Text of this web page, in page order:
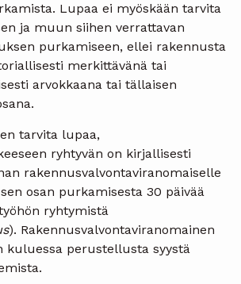
Lupaa ei myöskään tarvita
ja muun siihen verrattavan
purkamiseen, ellei rakennusta
merkittävänä tai
arvokkaana tai tällaisen
tarvita lupaa,
ryhtyvän on kirjallisesti
rakennusvalvontaviranomaiselle
osan purkamisesta 30 päivää
ryhtymistä
). Rakennusvalvontaviranomainen
kuluessa perustellusta syystä